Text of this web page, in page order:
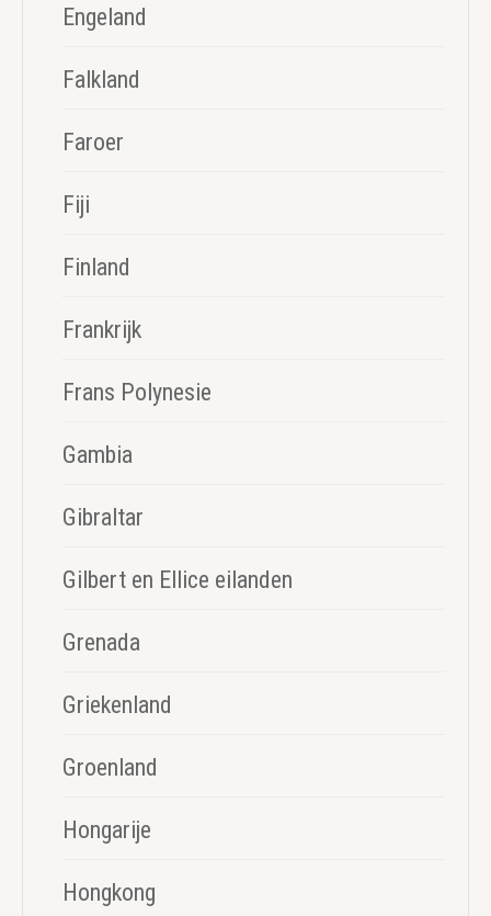
Engeland
Falkland
Faroer
Fiji
Finland
Frankrijk
Frans Polynesie
Gambia
Gibraltar
Gilbert en Ellice eilanden
Grenada
Griekenland
Groenland
Hongarije
Hongkong